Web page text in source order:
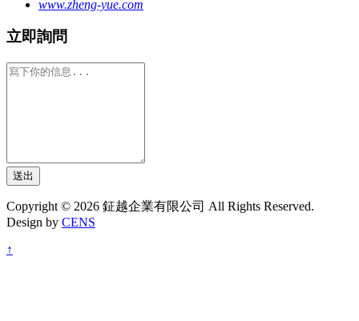
www.zheng-yue.com
立即詢問
送出
Copyright © 2026 鉦越企業有限公司 All Rights Reserved.
Design by CENS
↑